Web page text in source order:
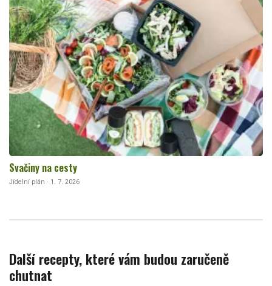
Svačiny na cesty
Jídelní plán · 1. 7. 2026
Další recepty, které vám budou zaručeně
chutnat